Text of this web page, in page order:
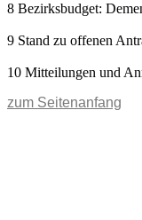
8 Bezirksbudget:
9 Stand zu offenen
10 Mitteilungen und
zum Seitenanfang